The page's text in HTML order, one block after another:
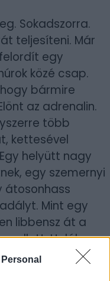
Sokadszorra.
teljesíteni. Már
egy
közé csap.
bármire
az adrenalin.
több
kettesével
helyütt nagy
egy szemernyi
átosonhass
Mint egy
libbensz át a
mellett. Halálos
Hatalmas
Már alig pár